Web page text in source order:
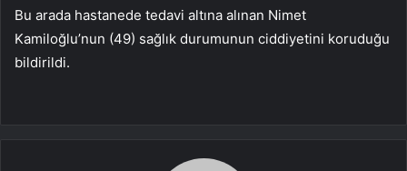
Bu arada hastanede tedavi altına alınan Nimet
Kamiloğlu’nun (49) sağlık durumunun ciddiyetini koruduğu
bildirildi.